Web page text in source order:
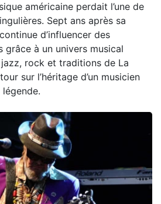
américaine perdait l’une de
Sept ans après sa
d’influencer des
grâce à un univers musical
rock et traditions de La
sur l’héritage d’un musicien